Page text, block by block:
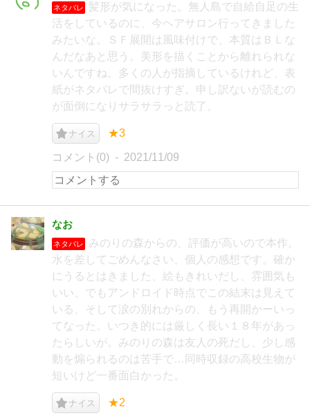
ネタバレ
髪形が気になった。無人島で自給自足の生
活をしているのに、今ヘアサロン行ってきました
みたいな。ＳＦ展開は風味付けで、本質はＢＬな
んだなあと思う。美形を描くことから離れられな
いんですね。多くの人が指摘しているけれど、表
紙がネタバレで間抜けすぎ。申し訳ないが読むの
が面倒になりサラサラっと読了。
ナイス ★3
コメント(0) 2021/11/09
なお
ネタバレ
みのりの森からの、評価が高いので本作。
水を差してごめんなさい、個人の感想です。確か
にうるとはきました、絵もきれいだし、雰囲気も
いい、でもアンドロイド時点でこの結末は見えて
いる、そして涙の別れからの、もう再開かーいっ
てなった。いつき的には厳しく長い１８年があっ
たらしいが。みのりの森は友人の死だし、少し感
動を煽られるのは苦手で…同時収録の高校生物が
短いけど一番面白かった。
ナイス ★2